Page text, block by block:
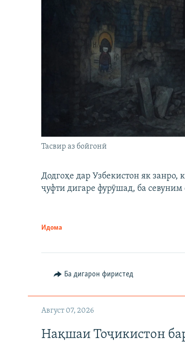
Тасвир аз бойгонӣ
Додгоҳе дар Узбекистон як занро,
ҷуфти дигаре фурӯшад, ба
Идома
Ба дигарон фиристед
Август 07, 2026
Нақшаи Тоҷикистон